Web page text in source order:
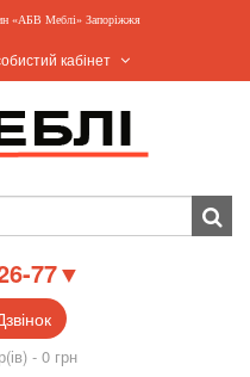
«АБВ Меблі» Запоріжжя
кабінет
77▼
- 0 грн